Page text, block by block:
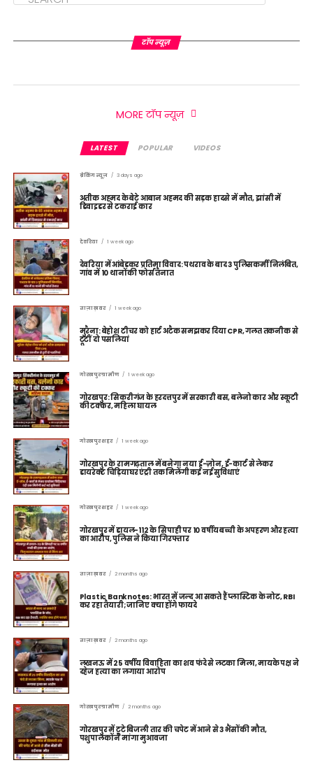
टॉप न्यूज़
MORE टॉप न्यूज़
LATEST POPULAR VIDEOS
ब्रेकिंग न्यूज़ 3 days ago
अतीक अहमद के बेटे आबान अहमद की सड़क हादसे में मौत, झांसी में
डिवाइडर से टकराई कार
देवरिया 1 week ago
देवरिया में आंबेडकर प्रतिमा विवाद: पथराव के बाद 3 पुलिसकर्मी निलंबित,
गांव में 10 थानों की फोर्स तैनात
ताज़ा ख़बर 1 week ago
मुरैना: बेहोश टीचर को हार्ट अटैक समझकर दिया CPR, गलत तकनीक से
टूटीं दो पसलियां
गोरखपुर ग्रामीण 1 week ago
गोरखपुर: सिकरीगंज के हरदत्तपुर में सरकारी बस, बलेनो कार और स्कूटी
की टक्कर, महिला घायल
गोरखपुर शहर 1 week ago
गोरखपुर के रामगढ़ताल में बनेगा नया ई-ज़ोन, ई-कार्ट से लेकर
डायरेक्ट चिड़ियाघर एंट्री तक मिलेंगी कई नई सुविधाएं
गोरखपुर शहर 1 week ago
गोरखपुर में डायल-112 के सिपाही पर 10 वर्षीय बच्ची के अपहरण और हत्या
का आरोप, पुलिस ने किया गिरफ्तार
ताज़ा ख़बर 2 months ago
Plastic Banknotes: भारत में जल्द आ सकते हैं प्लास्टिक के नोट, RBI
कर रहा तैयारी; जानिए क्या होंगे फायदे
ताज़ा ख़बर 2 months ago
लखनऊ में 25 वर्षीय विवाहिता का शव फंदे से लटका मिला, मायके पक्ष ने
दहेज हत्या का लगाया आरोप
गोरखपुर ग्रामीण 2 months ago
गोरखपुर में टूटे बिजली तार की चपेट में आने से 3 भैंसों की मौत,
पशुपालकों ने मांगा मुआवजा